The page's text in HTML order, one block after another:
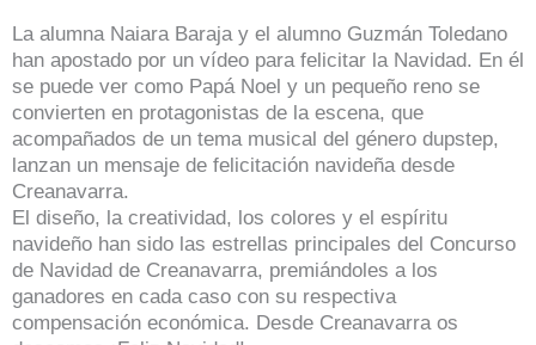
La alumna Naiara Baraja y el alumno Guzmán Toledano
han apostado por un vídeo para felicitar la Navidad. En él
se puede ver como Papá Noel y un pequeño reno se
convierten en protagonistas de la escena, que
acompañados de un tema musical del género dupstep,
lanzan un mensaje de felicitación navideña desde
Creanavarra.
El diseño, la creatividad, los colores y el espíritu
navideño han sido las estrellas principales del Concurso
de Navidad de Creanavarra, premiándoles a los
ganadores en cada caso con su respectiva
compensación económica. Desde Creanavarra os